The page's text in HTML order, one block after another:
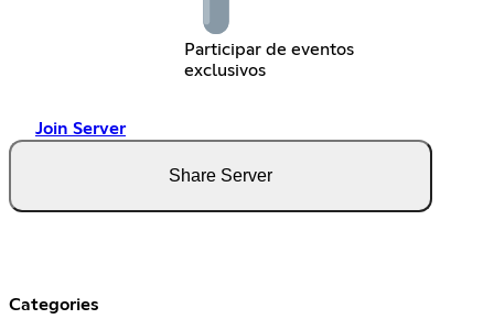
Participar de eventos
exclusivos
Join Server
Share Server
Categories